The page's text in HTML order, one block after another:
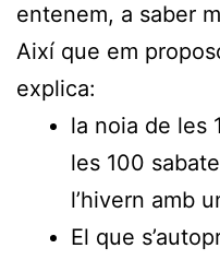
entenem, a saber
Així que em
explica:
la noia de les
les 100
l’hivern amb
El que